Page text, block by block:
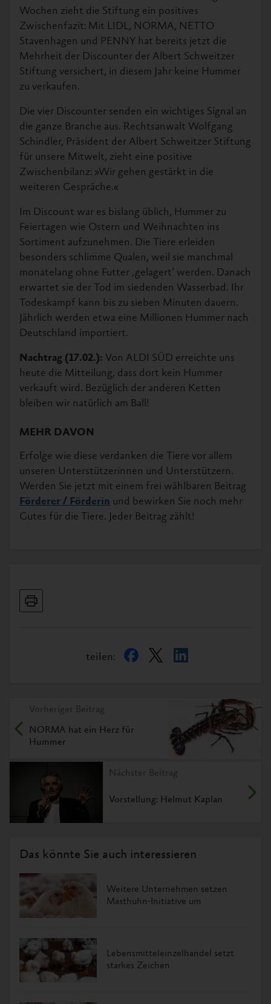
Wochen zieht die Stiftung ein positives
Zwischenfazit: Mit LIDL, NORMA, NETTO
Stavenhagen und PENNY hat bereits jetzt die
Mehrheit der Discounter der Albert Schweitzer
Stiftung versichert, in diesem Jahr keine Hummer
zu verkaufen.
Die vier Discounter senden ein wichtiges Signal an
die ganze Branche aus. Rechtsanwalt Wolfgang
Schindler, Präsident der Albert Schweitzer Stiftung
für unsere Mitwelt, zieht eine positive
Zwischenbilanz: »Wir gehen gestärkt in die
weiteren Gespräche.«
Im Discount war es bislang üblich, Hummer zu
Feiertagen wie Ostern und Weihnachten ins
Sortiment aufzunehmen. Die Tiere erleiden
besonders schlimme Qualen, weil sie manchmal
monatelang ohne Futter ‚gelagert‘ werden. Danach
erwartet sie der Tod im siedenden Wasserbad. Ihr
Todeskampf kann bis zu sieben Minuten dauern.
Jährlich werden etwa eine Millionen Hummer nach
Deutschland importiert.
Nachtrag (17.02.): Von ALDI SÜD erreichte uns
heute die Mitteilung, dass dort kein Hummer
verkauft wird. Bezüglich der anderen Ketten
bleiben wir natürlich am Ball!
MEHR DAVON
Erfolge wie diese verdanken die Tiere vor allem
unseren Unterstützerinnen und Unterstützern.
Werden Sie jetzt mit einem frei wählbaren Beitrag
Förderer / Förderin und bewirken Sie noch mehr
Gutes für die Tiere. Jeder Beitrag zählt!
teilen:
Vorheriger Beitrag
NORMA hat ein Herz für
Hummer
Nächster Beitrag
Vorstellung: Helmut Kaplan
Das könnte Sie auch interessieren
Weitere Unternehmen setzen
Masthuhn-Initiative um
Lebensmitteleinzelhandel setzt
starkes Zeichen